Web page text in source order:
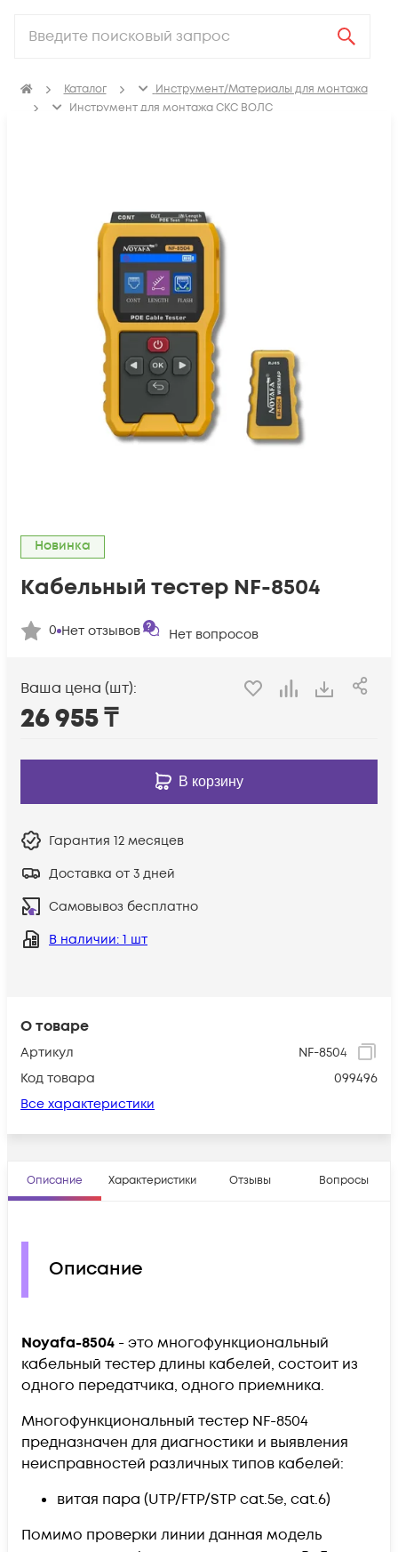
Каталог
Инструмент/Материалы для монтажа
Инструмент для монтажа СКС ВОЛС
О товаре
Артикул
NF-8504
Код товара
099496
Все характеристики
Новинка
Кабельный тестер NF-8504
0 Нет отзывов Нет вопросов
Ваша цена (шт):
26 955₸
В корзину
Гарантия 12 месяцев
Доставка от 3 дней
Самовывоз бесплатно
В наличии: 1 шт
Описание Характеристики Отзывы Вопросы
Описание
Noyafa-8504 - это многофункциональный
кабельный тестер длины кабелей, состоит из
одного передатчика, одного приемника.
Многофункциональный тестер NF-8504
предназначен для диагностики и выявления
неисправностей различных типов кабелей:
витая пара (UTP/FTP/STP cat.5e, cat.6)
Помимо проверки линии данная модель